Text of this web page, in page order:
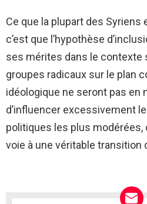
Ce que la plupart des
c’est que l’hypothèse
ses mérites dans le contexte
groupes radicaux sur le plan
idéologique ne seront pas en
d’influencer excessivement
politiques les plus modérées,
voie à une véritable transition